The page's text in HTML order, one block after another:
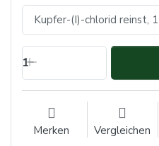
1
Merken Vergleichen